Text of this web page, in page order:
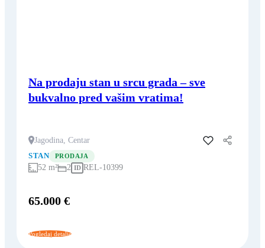
Na prodaju stan u srcu grada – sve
bukvalno pred vašim vratima!
Jagodina, Centar
Dodaj u favorite
STAN
PRODAJA
52 m² 2 ID REL-10399
65.000 €
Pogledaj detalje